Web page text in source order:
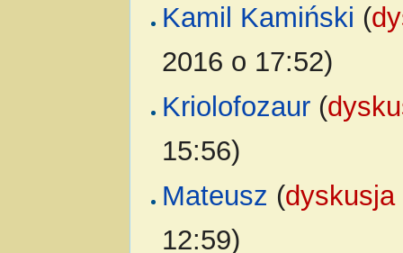
Kamil Kamiński (
2016 o 17:52)
Kriolofozaur (
15:56)
Mateusz (dyskusja
12:59)